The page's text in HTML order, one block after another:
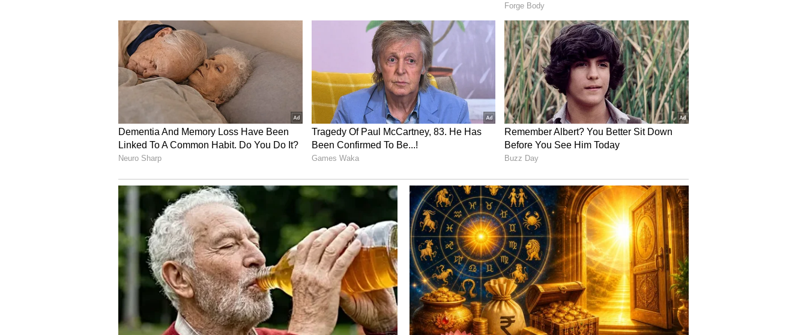
ಗ್ರಾಮದ ದುರ್ಗಾದೇವಿಯ ಮರ ಬಿದ್ದಿದ್ದರಿಂದ ಎರಡು ಮನೆಗಳಿಗೆ ಹಾಗೂ ಅಂಗಡಿಗೆ ಹಾನಿಯಾಗಿದೆ.ಈ ಬಗ್ಗೆ
ತಹಸೀಲ್ದಾರರ ನೇತೃತ್ವದಲ್ಲಿ ಪರಿಶೀಲಿಸಿ ಹಾನಿಯಾದ ಕುಟುಂಬಗಳಿಗೆ ಪರಿಹಾರ
ನೀಡಬೇಕು.ಎನ್‌ಡಿಆರ್‌ಎಫ್‌ನಡಿ ಪರಿಹಾರ ನೀಡಲು ಅವಕಾಶ ಇದೆ. ಈ ಬಗ್ಗೆ ಅಧಿಕಾರಿಗಳು ಕ್ರಮಕೈಗೊಳ್ಳಬೇಕು.
Karnataka budget 2023: ಕೊಪ್ಪಳದಲ್ಲಿ ತಲೆ ಎತ್ತಲಿದೆ ಜಾನಪದ ಲೋಕ!
ತಿಪ್ಪನಾಳ ಗ್ರಾಮಸ್ಥರು.